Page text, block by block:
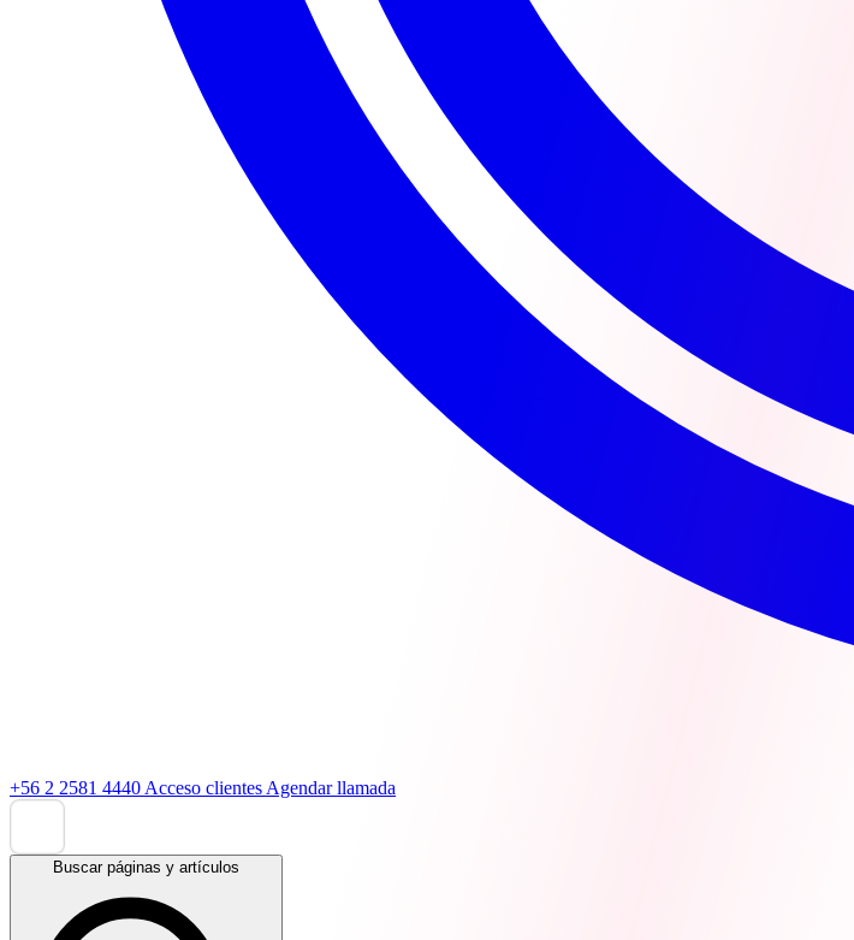
+56 2 2581 4440 Acceso clientes Agendar llamada
Buscar páginas y artículos